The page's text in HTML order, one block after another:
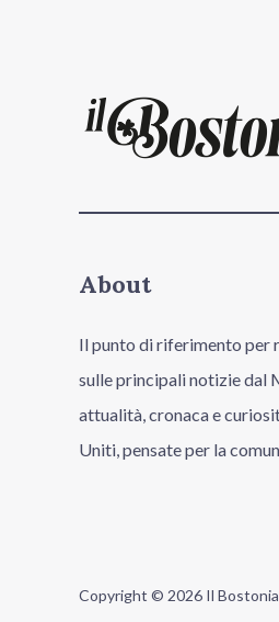
About
Il punto di riferimento per
sulle principali notizie dal
attualità, cronaca e
Uniti, pensate per la
Copyright © 2026 Il